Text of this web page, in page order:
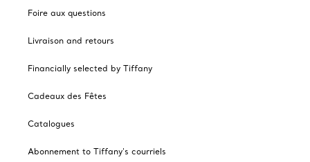
Foire aux questions
Livraison and retours
Financially selected by Tiffany
Cadeaux des Fêtes
Catalogues
Abonnement to Tiffany's courriels